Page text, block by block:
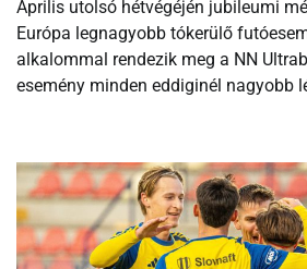
Április utolsó hétvégéjén jubileumi
Európa legnagyobb tókerülő
alkalommal rendezik meg a NN
esemény minden eddiginél nagyobb